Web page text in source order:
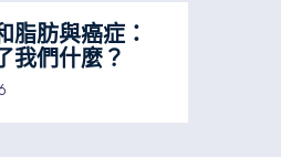
脂肪與癌症：
我們什麼？